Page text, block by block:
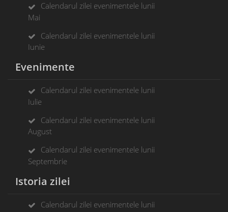
Calendarul zilei evenimentele lunii
Mai
Calendarul zilei evenimentele lunii
Iunie
Evenimente
Calendarul zilei evenimentele lunii
Iulie
Calendarul zilei evenimentele lunii
August
Calendarul zilei evenimentele lunii
Septembrie
Istoria zilei
Calendarul zilei evenimentele lunii